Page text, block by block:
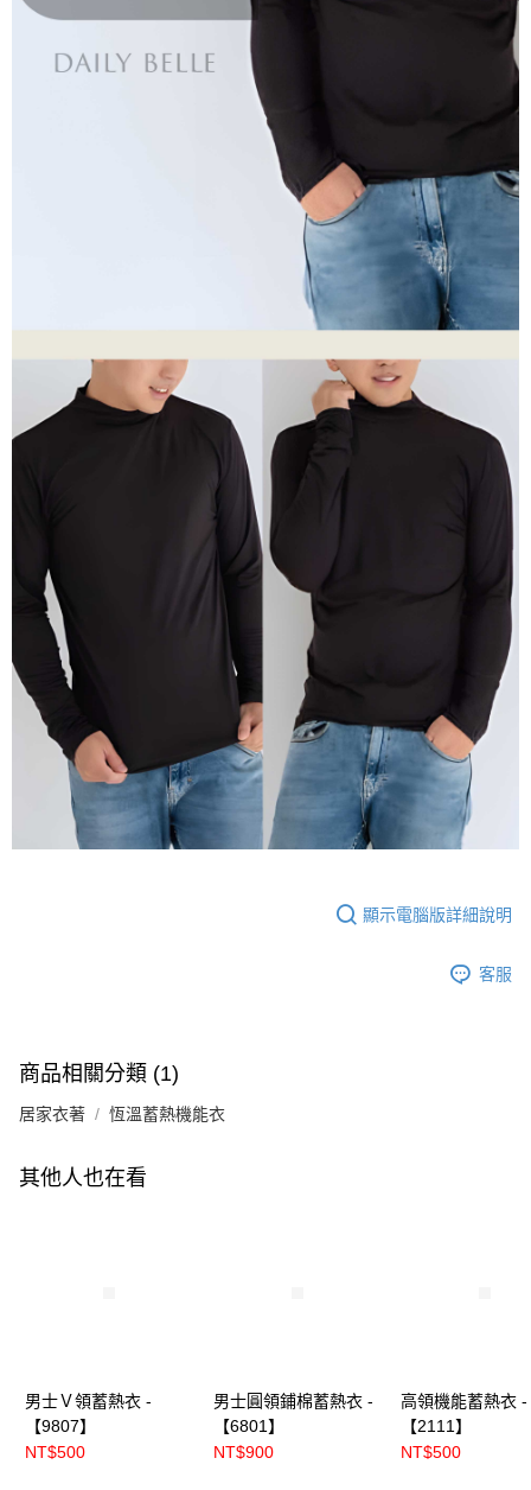
顯示電腦版詳細說明
客服
商品相關分類 (1)
居家衣著 恆溫蓄熱機能衣
其他人也在看
男士Ｖ領蓄熱衣 -
【9807】
NT$500
男士圓領鋪棉蓄熱衣 -
【6801】
NT$900
高領機能蓄熱衣 -
【2111】
NT$500